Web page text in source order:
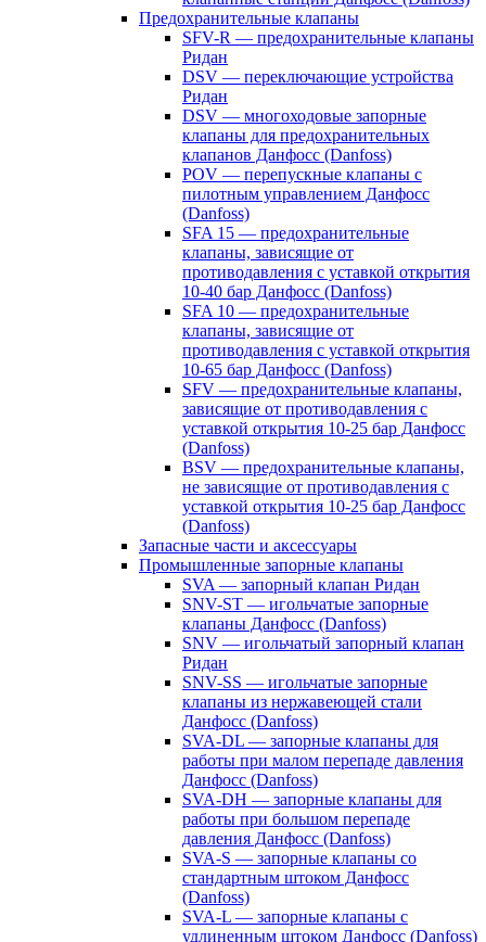
Предохранительные клапаны
SFV-R — предохранительные клапаны
Ридан
DSV — переключающие устройства
Ридан
DSV — многоходовые запорные
клапаны для предохранительных
клапанов Данфосс (Danfoss)
POV — перепускные клапаны с
пилотным управлением Данфосс
(Danfoss)
SFA 15 — предохранительные
клапаны, зависящие от
противодавления с уставкой открытия
10-40 бар Данфосс (Danfoss)
SFA 10 — предохранительные
клапаны, зависящие от
противодавления с уставкой открытия
10-65 бар Данфосс (Danfoss)
SFV — предохранительные клапаны,
зависящие от противодавления с
уставкой открытия 10-25 бар Данфосс
(Danfoss)
BSV — предохранительные клапаны,
не зависящие от противодавления с
уставкой открытия 10-25 бар Данфосс
(Danfoss)
Запасные части и аксессуары
Промышленные запорные клапаны
SVA — запорный клапан Ридан
SNV-ST — игольчатые запорные
клапаны Данфосс (Danfoss)
SNV — игольчатый запорный клапан
Ридан
SNV-SS — игольчатые запорные
клапаны из нержавеющей стали
Данфосс (Danfoss)
SVA-DL — запорные клапаны для
работы при малом перепаде давления
Данфосс (Danfoss)
SVA-DH — запорные клапаны для
работы при большом перепаде
давления Данфосс (Danfoss)
SVA-S — запорные клапаны со
стандартным штоком Данфосс
(Danfoss)
SVA-L — запорные клапаны с
удлиненным штоком Данфосс (Danfoss)